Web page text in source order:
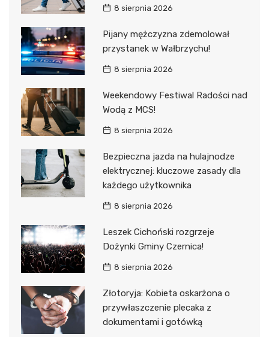
8 sierpnia 2026
Pijany mężczyzna zdemolował
przystanek w Wałbrzychu!
8 sierpnia 2026
Weekendowy Festiwal Radości nad
Wodą z MCS!
8 sierpnia 2026
Bezpieczna jazda na hulajnodze
elektrycznej: kluczowe zasady dla
każdego użytkownika
8 sierpnia 2026
Leszek Cichoński rozgrzeje
Dożynki Gminy Czernica!
8 sierpnia 2026
Złotoryja: Kobieta oskarżona o
przywłaszczenie plecaka z
dokumentami i gotówką